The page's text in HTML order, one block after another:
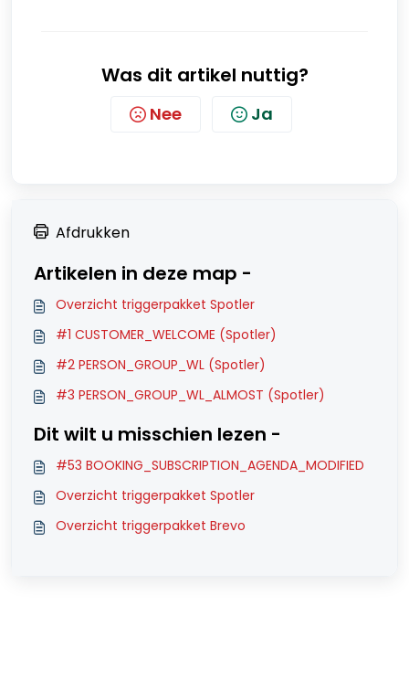
Was dit artikel nuttig?
Nee Ja
Afdrukken
Artikelen in deze map -
Overzicht triggerpakket Spotler
#1 CUSTOMER_WELCOME (Spotler)
#2 PERSON_GROUP_WL (Spotler)
#3 PERSON_GROUP_WL_ALMOST (Spotler)
Dit wilt u misschien lezen -
#53 BOOKING_SUBSCRIPTION_AGENDA_MODIFIED
Overzicht triggerpakket Spotler
Overzicht triggerpakket Brevo